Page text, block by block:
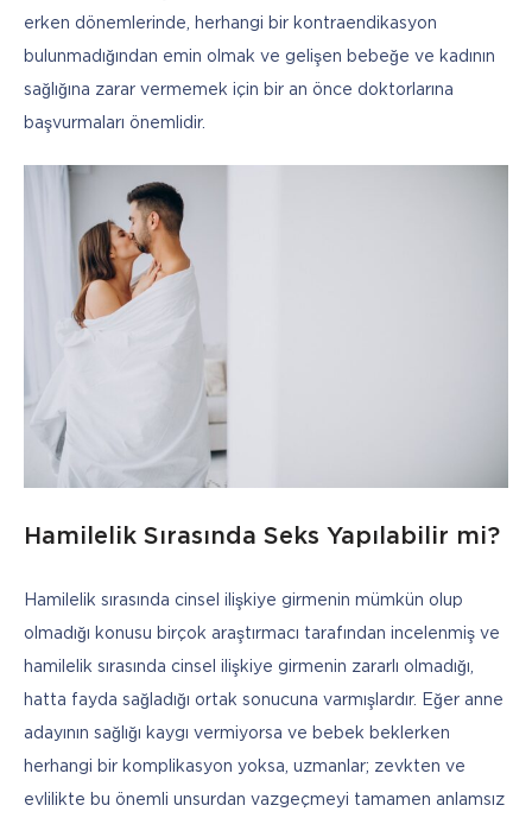
erken dönemlerinde, herhangi bir kontraendikasyon
bulunmadığından emin olmak ve gelişen bebeğe ve kadının
sağlığına zarar vermemek için bir an önce doktorlarına
başvurmaları önemlidir.
Hamilelik Sırasında Seks Yapılabilir mi?
Hamilelik sırasında cinsel ilişkiye girmenin mümkün olup
olmadığı konusu birçok araştırmacı tarafından incelenmiş ve
hamilelik sırasında cinsel ilişkiye girmenin zararlı olmadığı,
hatta fayda sağladığı ortak sonucuna varmışlardır. Eğer anne
adayının sağlığı kaygı vermiyorsa ve bebek beklerken
herhangi bir komplikasyon yoksa, uzmanlar; zevkten ve
evlilikte bu önemli unsurdan vazgeçmeyi tamamen anlamsız